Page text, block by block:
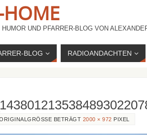
HOME
UND PFARRER-BLOG VON
BLOG RADIOANDACHTEN
BETRÄGT 2000 × 972 PIXEL